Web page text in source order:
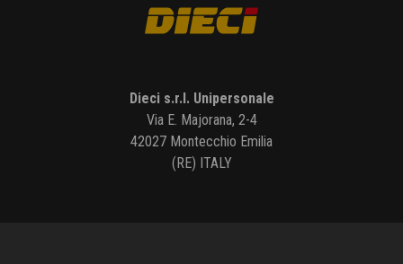
Dieci s.r.l. Unipersonale
Via E. Majorana, 2-4
42027 Montecchio Emilia
(RE) ITALY